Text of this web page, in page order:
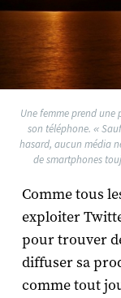
Une femme prend
son téléphone. «
hasard, aucun média
de smartphones
Comme tous
exploiter
pour trouver
diffuser sa
comme tout